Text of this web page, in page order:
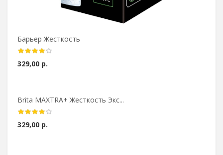
Барьер Жесткость
329,00 р.
Brita MAXTRA+ Жесткость Экс...
329,00 р.